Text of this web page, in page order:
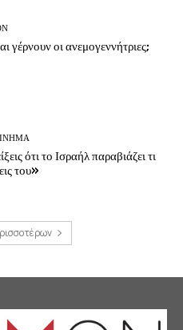
γέρνουν οι ανεμογεννήτριες;
ότι το Ισραήλ παραβιάζει τι
του»